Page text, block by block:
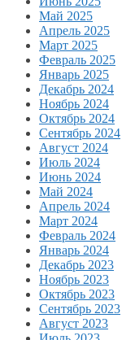
Май 2025
Апрель 2025
Март 2025
Февраль 2025
Январь 2025
Декабрь 2024
Ноябрь 2024
Октябрь 2024
Сентябрь 2024
Август 2024
Июль 2024
Июнь 2024
Май 2024
Апрель 2024
Март 2024
Февраль 2024
Январь 2024
Декабрь 2023
Ноябрь 2023
Октябрь 2023
Сентябрь 2023
Август 2023